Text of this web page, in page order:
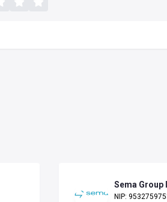
Sema Group
NIP: